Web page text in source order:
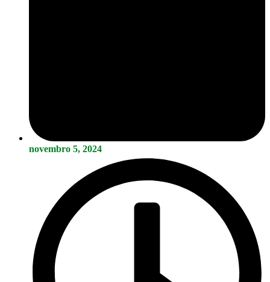
novembro 5, 2024